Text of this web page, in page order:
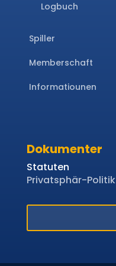
Logbuch
Spiller
Memberschaft
Informatiounen
Dokumenter
Statuten
Privatsphär-Politik